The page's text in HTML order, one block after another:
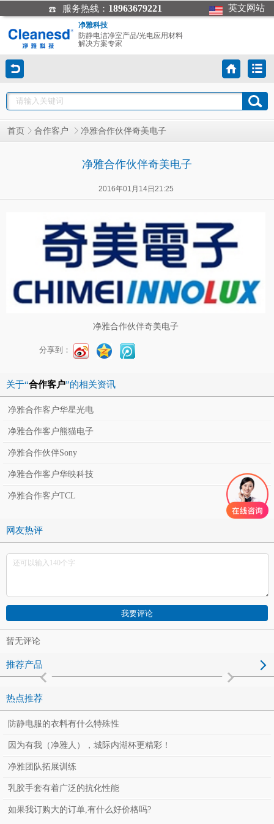
服务热线： 18963679221 英文网站
净雅科技
防静电洁净室产品/光电应用材料
解决方案专家
首页 合作客户 净雅合作伙伴奇美电子
净雅合作伙伴奇美电子
2016年01月14日21:25
净雅合作伙伴奇美电子
分享到：
关于“合作客户”的相关资讯
净雅合作客户华星光电
净雅合作客户熊猫电子
净雅合作伙伴Sony
净雅合作客户华映科技
净雅合作客户TCL
网友热评
暂无评论
推荐产品
PVC浅蓝帆布四孔鞋
热点推荐
防静电服的衣料有什么特殊性
因为有我（净雅人），城际内湖杯更精彩！
净雅团队拓展训练
乳胶手套有着广泛的抗化性能
如果我订购大的订单,有什么好价格吗?